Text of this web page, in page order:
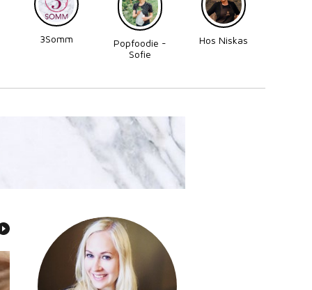
3Somm
Popfoodie -
Sofie
Hos Niskas